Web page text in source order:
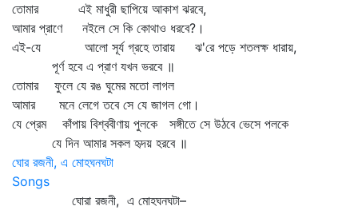
তোমার এই মাধুরী ছাপিয়ে আকাশ ঝরবে,
আমার প্রাণে নইলে সে কি কোথাও ধরবে?।
এই-যে আলো সূর্য গ্রহে তারায় ঝ'রে পড়ে শতলক্ষ ধারায়,
পূর্ণ হবে এ প্রাণ যখন ভরবে ॥
তোমার ফুলে যে রঙ ঘুমের মতো লাগল
আমার মনে লেগে তবে সে যে জাগল গো।
যে প্রেম কাঁপায় বিশ্ববীণায় পুলকে সঙ্গীতে সে উঠবে ভেসে পলকে
যে দিন আমার সকল হৃদয় হরবে ॥
ঘোর রজনী, এ মোহঘনঘটা
Songs
ঘোরা রজনী, এ মোহঘনঘটা–